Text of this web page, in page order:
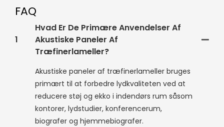
FAQ
1
Hvad Er De Primære Anvendelser Af
Akustiske Paneler Af
Træfinerlameller?
Akustiske paneler af træfinerlameller bruges
primært til at forbedre lydkvaliteten ved at
reducere støj og ekko i indendørs rum såsom
kontorer, lydstudier, konferencerum,
biografer og hjemmebiografer.